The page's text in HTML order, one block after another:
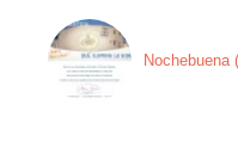
Nochebuena